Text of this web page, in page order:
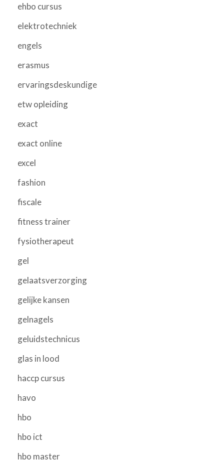
ehbo cursus
elektrotechniek
engels
erasmus
ervaringsdeskundige
etw opleiding
exact
exact online
excel
fashion
fiscale
fitness trainer
fysiotherapeut
gel
gelaatsverzorging
gelijke kansen
gelnagels
geluidstechnicus
glas in lood
haccp cursus
havo
hbo
hbo ict
hbo master